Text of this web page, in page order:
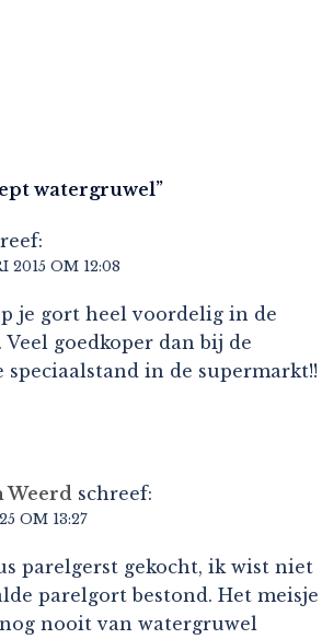
watergruwel”
2015 OM 12:08
je gort heel voordelig in de
goedkoper dan bij de
speciaalstand in de supermarkt!!
Weerd schreef:
OM 13:27
parelgerst gekocht, ik wist niet
parelgort bestond. Het meisje
nooit van watergruwel